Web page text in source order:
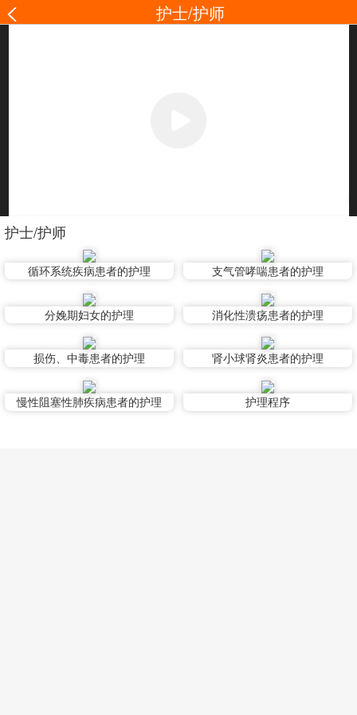
护士/护师
护士/护师
循环系统疾病患者的护理 支气管哮喘患者的护理
分娩期妇女的护理 消化性溃疡患者的护理
损伤、中毒患者的护理 肾小球肾炎患者的护理
慢性阻塞性肺疾病患者的护理 护理程序